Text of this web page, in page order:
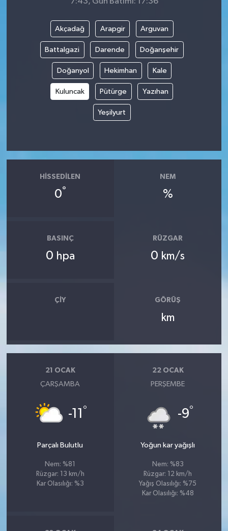
Akçadağ Arapgir Arguvan
Battalgazi Darende Doğanşehir
Doğanyol Hekimhan Kale
Kuluncak Pütürge Yazıhan
Yeşilyurt
HISSEDILEN
0°
NEM
%
BASINÇ
0 hpa
RÜZGAR
0 km/s
ÇIY GÖRÜŞ
km
21 OCAK
ÇARŞAMBA
-11 °
Parçalı Bulutlu
Nem: %81
Rüzgar: 13 km/h
Kar Olasılığı: %3
22 OCAK
PERŞEMBE
-9°
Yoğun kar yağışlı
Nem: %83
Rüzgar: 12 km/h
Yağış Olasılığı: %75
Kar Olasılığı: %48